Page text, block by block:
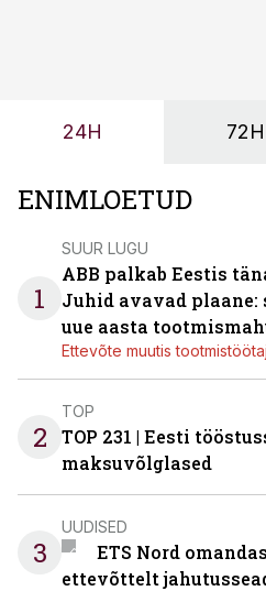
24H 72H
ENIMLOETUD
1
SUUR LUGU
ABB palkab Eestis
Juhid avavad plaane:
uue aasta
Ettevõte muutis
2
TOP
TOP 231 | Eesti
maksuvõlglased
3
UUDISED
ETS Nord
ettevõttelt